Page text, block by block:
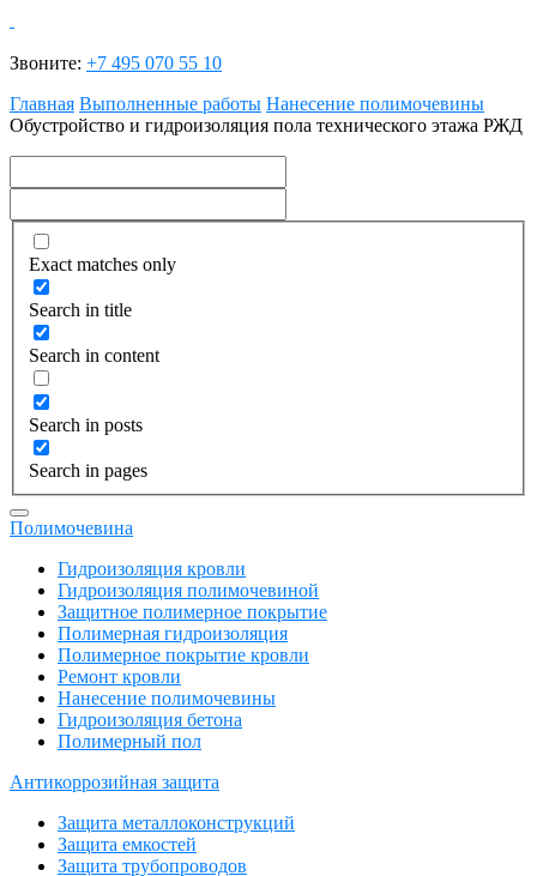
Звоните: +7 495 070 55 10
Главная Выполненные работы Нанесение полимочевины
Обустройство и гидроизоляция пола технического этажа РЖД
Exact matches only
Search in title
Search in content
Search in posts
Search in pages
Полимочевина
Гидроизоляция кровли
Гидроизоляция полимочевиной
Защитное полимерное покрытие
Полимерная гидроизоляция
Полимерное покрытие кровли
Ремонт кровли
Нанесение полимочевины
Гидроизоляция бетона
Полимерный пол
Антикоррозийная защита
Защита металлоконструкций
Защита емкостей
Защита трубопроводов